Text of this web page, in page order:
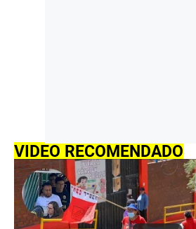
VIDEO RECOMENDADO